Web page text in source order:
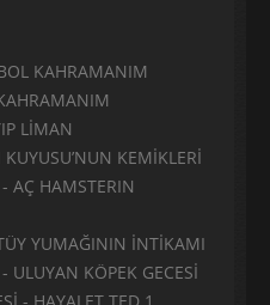
KAHRAMANIM
LİMAN
KEMİKLERİ
AÇ HAMSTERIN
YUMAĞININ İNTİKAMI
ULUYAN KÖPEK GECESİ